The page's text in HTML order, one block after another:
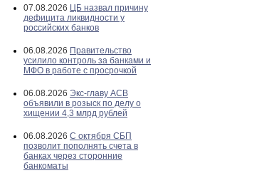
07.08.2026 ЦБ назвал причину
дефицита ликвидности у
российских банков
06.08.2026 Правительство
усилило контроль за банками и
МФО в работе с просрочкой
06.08.2026 Экс-главу АСВ
объявили в розыск по делу о
хищении 4,3 млрд рублей
06.08.2026 С октября СБП
позволит пополнять счета в
банках через сторонние
банкоматы